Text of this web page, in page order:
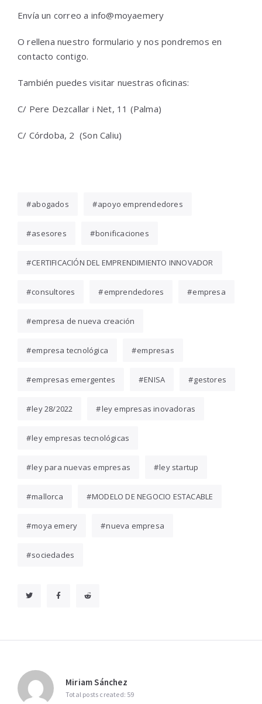
Envía un correo a info@moyaemery
O rellena nuestro formulario y nos pondremos en
contacto contigo.
También puedes visitar nuestras oficinas:
C/ Pere Dezcallar i Net, 11 (Palma)
C/ Córdoba, 2 (Son Caliu)
abogados apoyo emprendedores
asesores bonificaciones
CERTIFICACIÓN DEL EMPRENDIMIENTO INNOVADOR
consultores emprendedores empresa
empresa de nueva creación
empresa tecnológica empresas
empresas emergentes ENISA gestores
ley 28/2022 ley empresas inovadoras
ley empresas tecnológicas
ley para nuevas empresas ley startup
mallorca MODELO DE NEGOCIO ESTACABLE
moya emery nueva empresa
sociedades
Miriam Sánchez
Total posts created: 59